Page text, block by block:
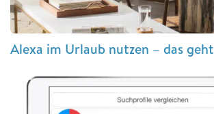
Alexa im Urlaub nutzen – das geht